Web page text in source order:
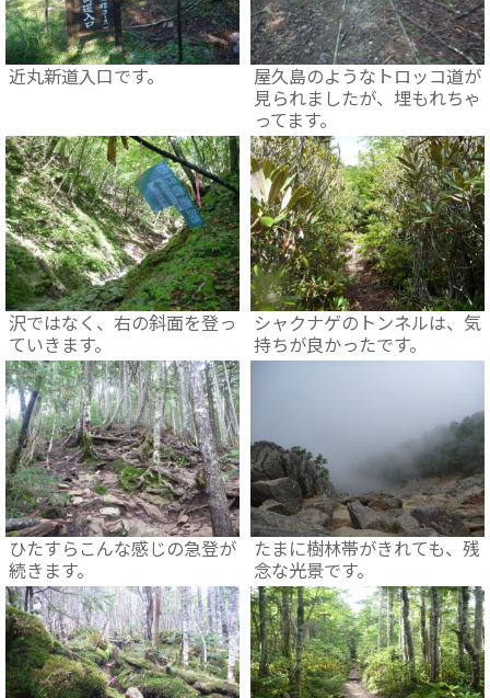
近丸新道入口です。
屋久島のようなトロッコ道が
見られましたが、埋もれちゃ
ってます。
沢ではなく、右の斜面を登っ
ていきます。
シャクナゲのトンネルは、気
持ちが良かったです。
ひたすらこんな感じの急登が
続きます。
たまに樹林帯がきれても、残
念な光景です。